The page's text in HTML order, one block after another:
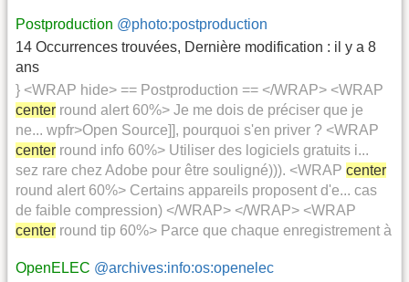
Postproduction @photo:postproduction
14 Occurrences trouvées, Dernière modification : il y a 8
ans
} <WRAP hide> == Postproduction == </WRAP> <WRAP
center round alert 60%> Je me dois de préciser que je
ne... wpfr>Open Source]], pourquoi s'en priver ? <WRAP
center round info 60%> Utiliser des logiciels gratuits i...
sez rare chez Adobe pour être souligné))). <WRAP center
round alert 60%> Certains appareils proposent d'e... cas
de faible compression) </WRAP> </WRAP> <WRAP
center round tip 60%> Parce que chaque enregistrement à
OpenELEC @archives:info:os:openelec